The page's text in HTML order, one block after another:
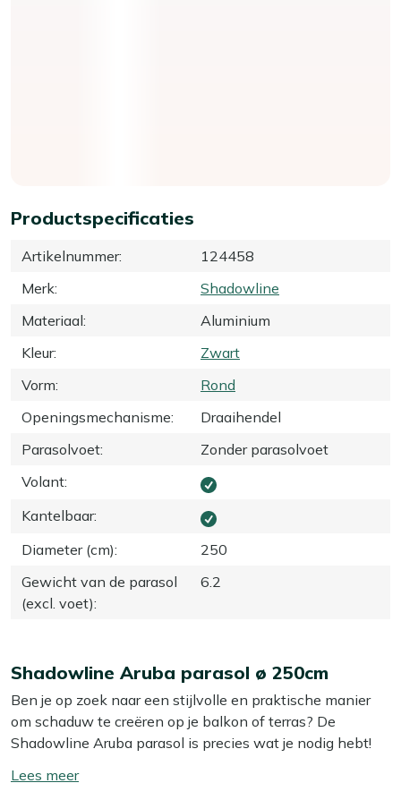
Productspecificaties
Artikelnummer:
124458
Merk:
Shadowline
Materiaal:
Aluminium
Kleur:
Zwart
Vorm:
Rond
Openingsmechanisme:
Draaihendel
Parasolvoet:
Zonder parasolvoet
Volant:
Kantelbaar:
Diameter (cm):
250
Gewicht van de parasol
(excl. voet):
6.2
Shadowline Aruba parasol ø 250cm
Ben je op zoek naar een stijlvolle en praktische manier
om schaduw te creëren op je balkon of terras? De
Shadowline Aruba parasol is precies wat je nodig hebt!
buitenruimtes, zonder dat je concessies hoeft te doen aan
Toon/verberg